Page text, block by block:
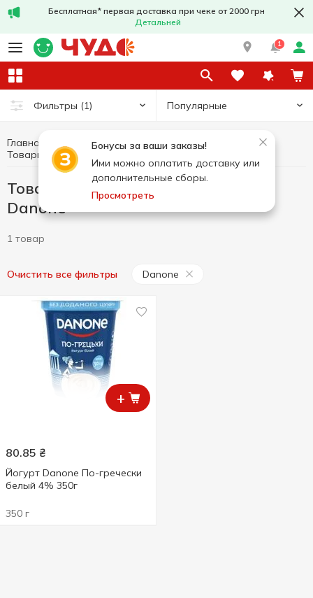
Бесплатная* первая доставка при чеке от 2000 грн
Детальней
1
Фильтры (1) Популярные
Бонусы за ваши заказы!
Ими можно оплатить доставку или
дополнительные сборы.
Просмотреть
Главная
Здоровое питание и образ жизни
Товары без добавленного сахара
Товары без добавленного сахара
Danone
1 товар
Очистить все фильтры Danone
+
80.85 ₴
Йогурт Danone По-гречески
белый 4% 350г
350 г